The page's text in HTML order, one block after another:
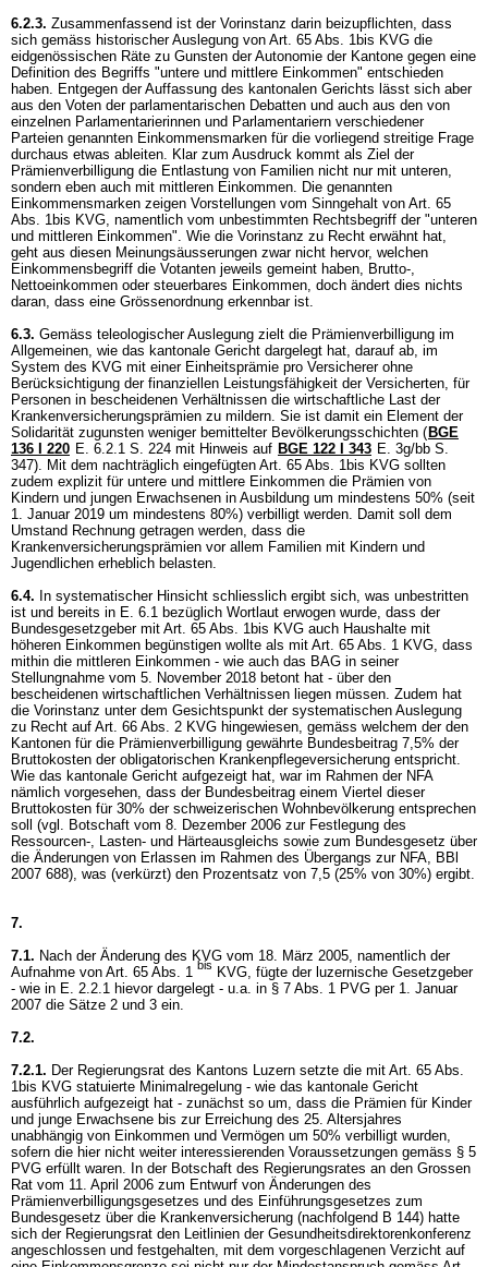
6.2.3. Zusammenfassend ist der Vorinstanz darin beizupflichten, dass
sich gemäss historischer Auslegung von Art. 65 Abs. 1bis KVG die
eidgenössischen Räte zu Gunsten der Autonomie der Kantone gegen eine
Definition des Begriffs "untere und mittlere Einkommen" entschieden
haben. Entgegen der Auffassung des kantonalen Gerichts lässt sich aber
aus den Voten der parlamentarischen Debatten und auch aus den von
einzelnen Parlamentarierinnen und Parlamentariern verschiedener
Parteien genannten Einkommensmarken für die vorliegend streitige Frage
durchaus etwas ableiten. Klar zum Ausdruck kommt als Ziel der
Prämienverbilligung die Entlastung von Familien nicht nur mit unteren,
sondern eben auch mit mittleren Einkommen. Die genannten
Einkommensmarken zeigen Vorstellungen vom Sinngehalt von Art. 65
Abs. 1bis KVG, namentlich vom unbestimmten Rechtsbegriff der "unteren
und mittleren Einkommen". Wie die Vorinstanz zu Recht erwähnt hat,
geht aus diesen Meinungsäusserungen zwar nicht hervor, welchen
Einkommensbegriff die Votanten jeweils gemeint haben, Brutto-,
Nettoeinkommen oder steuerbares Einkommen, doch ändert dies nichts
daran, dass eine Grössenordnung erkennbar ist.
6.3. Gemäss teleologischer Auslegung zielt die Prämienverbilligung im
Allgemeinen, wie das kantonale Gericht dargelegt hat, darauf ab, im
System des KVG mit einer Einheitsprämie pro Versicherer ohne
Berücksichtigung der finanziellen Leistungsfähigkeit der Versicherten, für
Personen in bescheidenen Verhältnissen die wirtschaftliche Last der
Krankenversicherungsprämien zu mildern. Sie ist damit ein Element der
Solidarität zugunsten weniger bemittelter Bevölkerungsschichten ( BGE
136 I 220 E. 6.2.1 S. 224 mit Hinweis auf BGE 122 I 343 E. 3g/bb S.
347). Mit dem nachträglich eingefügten Art. 65 Abs. 1bis KVG sollten
zudem explizit für untere und mittlere Einkommen die Prämien von
Kindern und jungen Erwachsenen in Ausbildung um mindestens 50% (seit
1. Januar 2019 um mindestens 80%) verbilligt werden. Damit soll dem
Umstand Rechnung getragen werden, dass die
Krankenversicherungsprämien vor allem Familien mit Kindern und
Jugendlichen erheblich belasten.
6.4. In systematischer Hinsicht schliesslich ergibt sich, was unbestritten
ist und bereits in E. 6.1 bezüglich Wortlaut erwogen wurde, dass der
Bundesgesetzgeber mit Art. 65 Abs. 1bis KVG auch Haushalte mit
höheren Einkommen begünstigen wollte als mit Art. 65 Abs. 1 KVG, dass
mithin die mittleren Einkommen - wie auch das BAG in seiner
Stellungnahme vom 5. November 2018 betont hat - über den
bescheidenen wirtschaftlichen Verhältnissen liegen müssen. Zudem hat
die Vorinstanz unter dem Gesichtspunkt der systematischen Auslegung
zu Recht auf Art. 66 Abs. 2 KVG hingewiesen, gemäss welchem der den
Kantonen für die Prämienverbilligung gewährte Bundesbeitrag 7,5% der
Bruttokosten der obligatorischen Krankenpflegeversicherung entspricht.
Wie das kantonale Gericht aufgezeigt hat, war im Rahmen der NFA
nämlich vorgesehen, dass der Bundesbeitrag einem Viertel dieser
Bruttokosten für 30% der schweizerischen Wohnbevölkerung entsprechen
soll (vgl. Botschaft vom 8. Dezember 2006 zur Festlegung des
Ressourcen-, Lasten- und Härteausgleichs sowie zum Bundesgesetz über
die Änderungen von Erlassen im Rahmen des Übergangs zur NFA, BBl
2007 688), was (verkürzt) den Prozentsatz von 7,5 (25% von 30%) ergibt.
7.
7.1. Nach der Änderung des KVG vom 18. März 2005, namentlich der
Aufnahme von Art. 65 Abs. 1 bis KVG, fügte der luzernische Gesetzgeber
- wie in E. 2.2.1 hievor dargelegt - u.a. in § 7 Abs. 1 PVG per 1. Januar
2007 die Sätze 2 und 3 ein.
7.2.
7.2.1. Der Regierungsrat des Kantons Luzern setzte die mit Art. 65 Abs.
1bis KVG statuierte Minimalregelung - wie das kantonale Gericht
ausführlich aufgezeigt hat - zunächst so um, dass die Prämien für Kinder
und junge Erwachsene bis zur Erreichung des 25. Altersjahres
unabhängig von Einkommen und Vermögen um 50% verbilligt wurden,
sofern die hier nicht weiter interessierenden Voraussetzungen gemäss § 5
PVG erfüllt waren. In der Botschaft des Regierungsrates an den Grossen
Rat vom 11. April 2006 zum Entwurf von Änderungen des
Prämienverbilligungsgesetzes und des Einführungsgesetzes zum
Bundesgesetz über die Krankenversicherung (nachfolgend B 144) hatte
sich der Regierungsrat den Leitlinien der Gesundheitsdirektorenkonferenz
angeschlossen und festgehalten, mit dem vorgeschlagenen Verzicht auf